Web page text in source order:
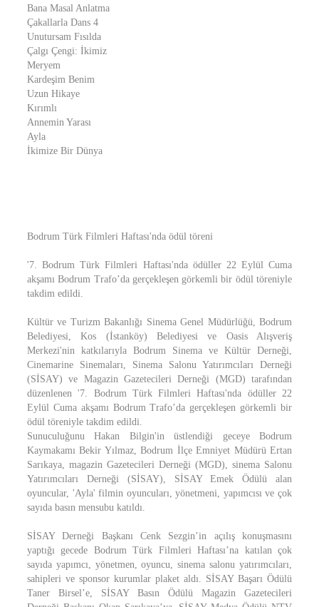
Bana Masal Anlatma
Çakallarla Dans 4
Unutursam Fısılda
Çalgı Çengi: İkimiz
Meryem
Kardeşim Benim
Uzun Hikaye
Kırımlı
Annemin Yarası
Ayla
İkimize Bir Dünya
Bodrum Türk Filmleri Haftası'nda ödül töreni
'7. Bodrum Türk Filmleri Haftası'nda ödüller 22 Eylül Cuma
akşamı Bodrum Trafo’da gerçekleşen görkemli bir ödül töreniyle
takdim edildi.
Kültür ve Turizm Bakanlığı Sinema Genel Müdürlüğü, Bodrum
Belediyesi, Kos (İstanköy) Belediyesi ve Oasis Alışveriş
Merkezi'nin katkılarıyla Bodrum Sinema ve Kültür Derneği,
Cinemarine Sinemaları, Sinema Salonu Yatırımcıları Derneği
(SİSAY) ve Magazin Gazetecileri Derneği (MGD) tarafından
düzenlenen '7. Bodrum Türk Filmleri Haftası'nda ödüller 22
Eylül Cuma akşamı Bodrum Trafo’da gerçekleşen görkemli bir
ödül töreniyle takdim edildi.
Sunuculuğunu Hakan Bilgin'in üstlendiği geceye Bodrum
Kaymakamı Bekir Yılmaz, Bodrum İlçe Emniyet Müdürü Ertan
Sarıkaya, magazin Gazetecileri Derneği (MGD), sinema Salonu
Yatırımcıları Derneği (SİSAY), SİSAY Emek Ödülü alan
oyuncular, 'Ayla' filmin oyuncuları, yönetmeni, yapımcısı ve çok
sayıda basın mensubu katıldı.
SİSAY Derneği Başkanı Cenk Sezgin’in açılış konuşmasını
yaptığı gecede Bodrum Türk Filmleri Haftası’na katılan çok
sayıda yapımcı, yönetmen, oyuncu, sinema salonu yatırımcıları,
sahipleri ve sponsor kurumlar plaket aldı. SİSAY Başarı Ödülü
Taner Birsel’e, SİSAY Basın Ödülü Magazin Gazetecileri